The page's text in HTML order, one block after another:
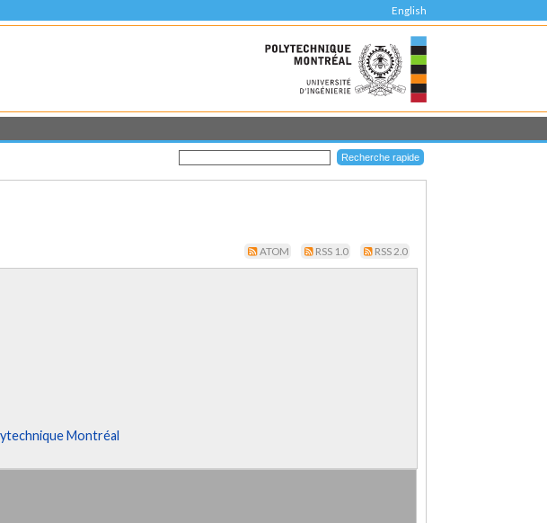
English
ATOM RSS 1.0 RSS 2.0
Montréal